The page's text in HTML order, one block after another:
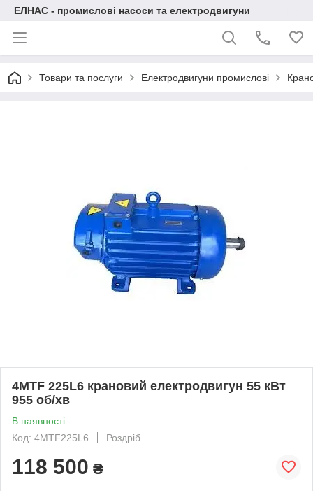
ЕЛНАС - промислові насоси та електродвигуни
Товари та послуги Електродвигуни промислові
4MTF 225L6 крановий електродвигун 55 кВт
955 об/хв
В наявності
Код: 4MTF225L6
Роздріб
118 500 ₴